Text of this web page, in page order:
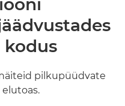
kodus
pilkupüüdvate